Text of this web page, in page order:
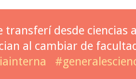
transferí desde ciencias
al cambiar de